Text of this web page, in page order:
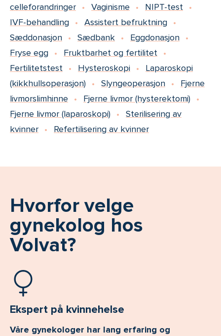
celleforandringer
Vaginisme
NIPT-test
IVF-behandling
Assistert befruktning
Sæddonasjon
Sædbank
Eggdonasjon
Fryse egg
Fruktbarhet og fertilitet
Fertilitetstest
Hysteroskopi
Laparoskopi
(kikkhullsoperasjon)
Slyngeoperasjon
Fjerne
livmorslimhinne
Fjerne livmor (hysterektomi)
Fjerne livmor (laparoskopi)
Sterilisering av
kvinner
Refertilisering av kvinner
Hvorfor velge
gynekolog hos
Volvat?
Ekspert på kvinnehelse
Våre gynekologer har lang erfaring og